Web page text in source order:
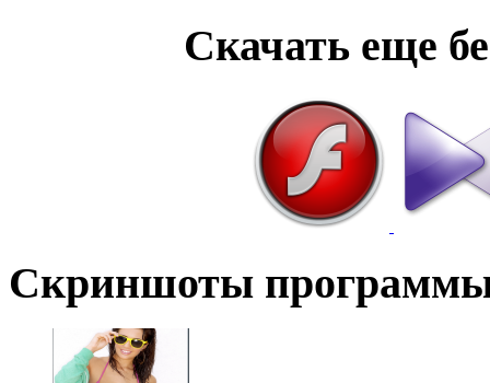
Cкачать еще
Скриншоты